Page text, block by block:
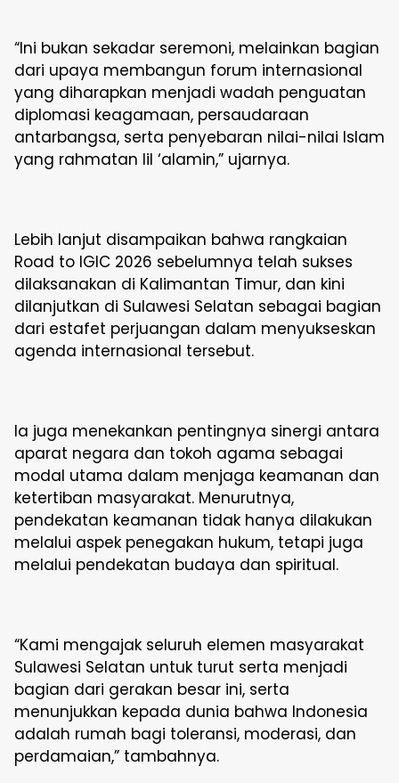
“Ini bukan sekadar seremoni, melainkan bagian
dari upaya membangun forum internasional
yang diharapkan menjadi wadah penguatan
diplomasi keagamaan, persaudaraan
antarbangsa, serta penyebaran nilai-nilai Islam
yang rahmatan lil ‘alamin,” ujarnya.
Lebih lanjut disampaikan bahwa rangkaian
Road to IGIC 2026 sebelumnya telah sukses
dilaksanakan di Kalimantan Timur, dan kini
dilanjutkan di Sulawesi Selatan sebagai bagian
dari estafet perjuangan dalam menyukseskan
agenda internasional tersebut.
Ia juga menekankan pentingnya sinergi antara
aparat negara dan tokoh agama sebagai
modal utama dalam menjaga keamanan dan
ketertiban masyarakat. Menurutnya,
pendekatan keamanan tidak hanya dilakukan
melalui aspek penegakan hukum, tetapi juga
melalui pendekatan budaya dan spiritual.
“Kami mengajak seluruh elemen masyarakat
Sulawesi Selatan untuk turut serta menjadi
bagian dari gerakan besar ini, serta
menunjukkan kepada dunia bahwa Indonesia
adalah rumah bagi toleransi, moderasi, dan
perdamaian,” tambahnya.